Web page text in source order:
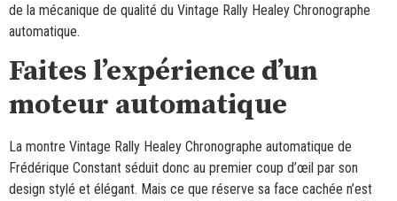
de la mécanique de qualité du Vintage Rally Healey Chronographe
automatique.
Faites l’expérience d’un
moteur automatique
La montre Vintage Rally Healey Chronographe automatique de
Frédérique Constant séduit donc au premier coup d’œil par son
design stylé et élégant. Mais ce que réserve sa face cachée n’est